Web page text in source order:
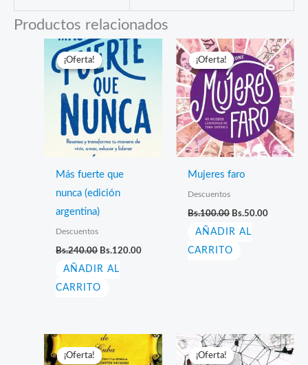
Productos relacionados
¡Oferta!
¡Oferta!
Más fuerte que
nunca (edición
argentina)
Descuentos
Bs.240.00 El
original
Bs.240.00.
Bs.120.00
AÑADIR AL
CARRITO
¡Oferta!
¡Oferta!
Mujeres faro
Descuentos
Bs.100.00 El
original
Bs.100.00.
Bs.50.00
AÑADIR AL
CARRITO
¡Oferta!
¡Oferta! ¡Oferta!
¡Oferta!